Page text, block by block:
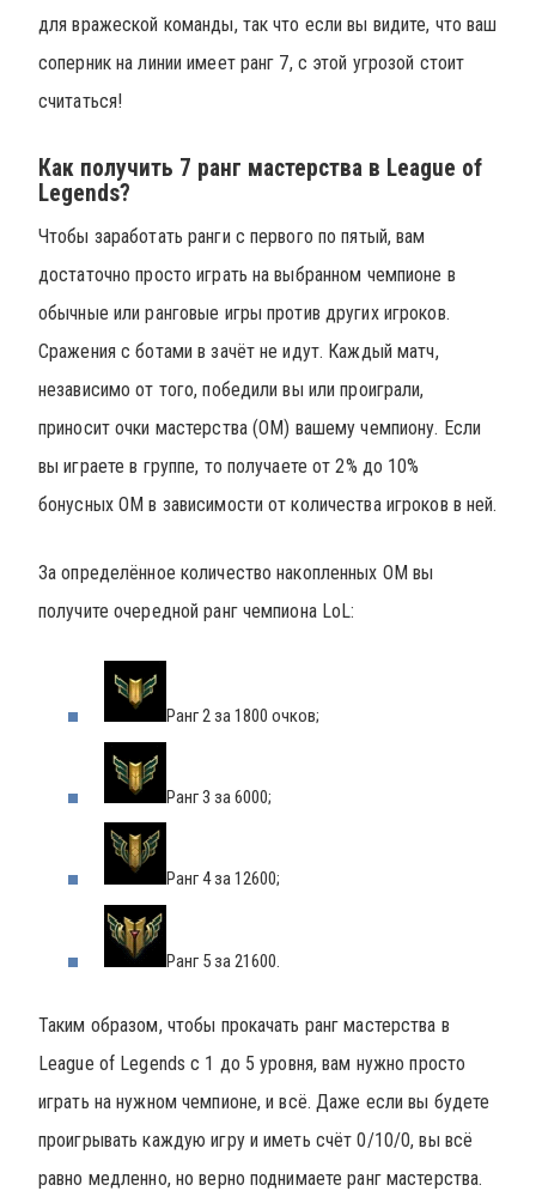
для вражеской команды, так что если вы видите, что ваш
соперник на линии имеет ранг 7, с этой угрозой стоит
считаться!
Как получить 7 ранг мастерства в League of
Legends?
Чтобы заработать ранги с первого по пятый, вам
достаточно просто играть на выбранном чемпионе в
обычные или ранговые игры против других игроков.
Сражения с ботами в зачёт не идут. Каждый матч,
независимо от того, победили вы или проиграли,
приносит очки мастерства (ОМ) вашему чемпиону. Если
вы играете в группе, то получаете от 2% до 10%
бонусных ОМ в зависимости от количества игроков в ней.
За определённое количество накопленных ОМ вы
получите очередной ранг чемпиона LoL:
Ранг 2 за 1800 очков;
Ранг 3 за 6000;
Ранг 4 за 12600;
Ранг 5 за 21600.
Таким образом, чтобы прокачать ранг мастерства в
League of Legends с 1 до 5 уровня, вам нужно просто
играть на нужном чемпионе, и всё. Даже если вы будете
проигрывать каждую игру и иметь счёт 0/10/0, вы всё
равно медленно, но верно поднимаете ранг мастерства.